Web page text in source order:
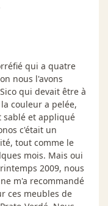
qui a quatre
nous l'avons
qui devait être à
couleur a pelée,
sablé et appliqué
c'était un
tout comme le
mois. Mais oui
2009, nous
m'a recommandé
ces meubles de